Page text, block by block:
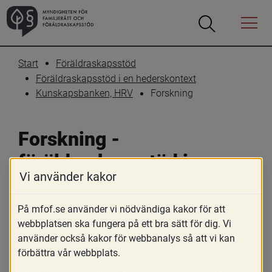
Öppna
Öppna
Menyn
Start
Föräldraskapsstöd
Föräldraskapsstöd i en hederskontext
Kunskapsbanken, HRV
Forskning
Forskning -
föräldraskapsstöd i en
hederskontext
Vi använder kakor
På mfof.se använder vi nödvändiga kakor för att
webbplatsen ska fungera på ett bra sätt för dig. Vi
använder också kakor för webbanalys så att vi kan
förbättra vår webbplats.